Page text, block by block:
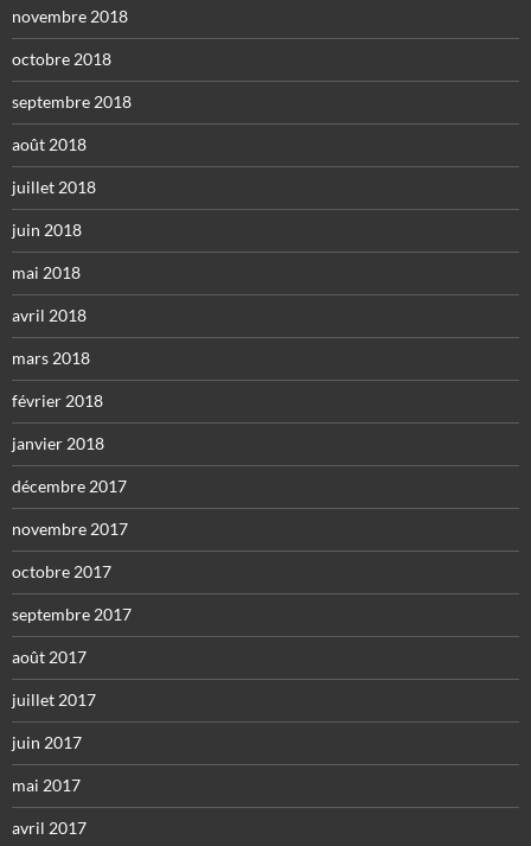
novembre 2018
octobre 2018
septembre 2018
août 2018
juillet 2018
juin 2018
mai 2018
avril 2018
mars 2018
février 2018
janvier 2018
décembre 2017
novembre 2017
octobre 2017
septembre 2017
août 2017
juillet 2017
juin 2017
mai 2017
avril 2017